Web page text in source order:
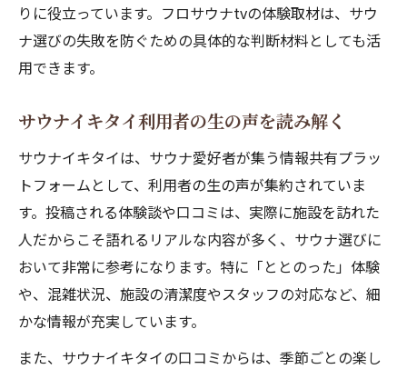
りに役立っています。フロサウナtvの体験取材は、サウ
ナ選びの失敗を防ぐための具体的な判断材料としても活
用できます。
サウナイキタイ利用者の生の声を読み解く
サウナイキタイは、サウナ愛好者が集う情報共有プラッ
トフォームとして、利用者の生の声が集約されていま
す。投稿される体験談や口コミは、実際に施設を訪れた
人だからこそ語れるリアルな内容が多く、サウナ選びに
おいて非常に参考になります。特に「ととのった」体験
や、混雑状況、施設の清潔度やスタッフの対応など、細
かな情報が充実しています。
また、サウナイキタイの口コミからは、季節ごとの楽し